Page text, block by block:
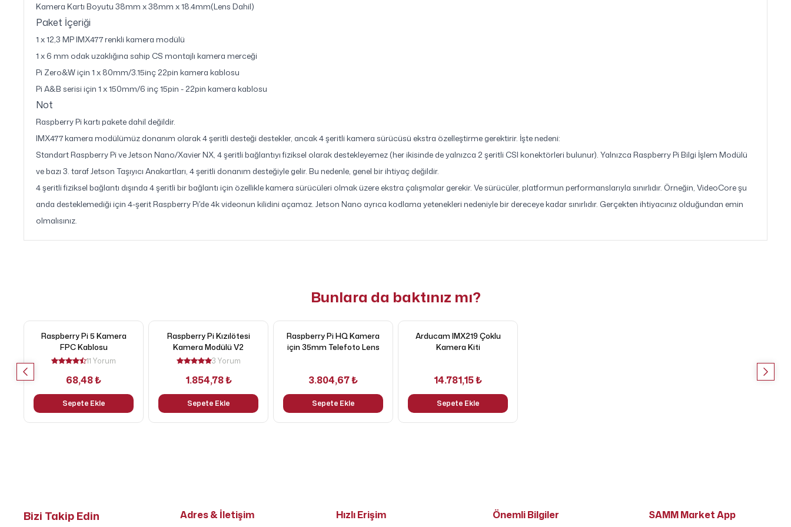
Kamera Kartı Boyutu 38mm x 38mm x 18.4mm(Lens Dahil)
Paket İçeriği
1 x 12,3 MP IMX477 renkli kamera modülü
1 x 6 mm odak uzaklığına sahip CS montajlı kamera merceği
Pi Zero&W için 1 x 80mm/3.15inç 22pin kamera kablosu
Pi A&B serisi için 1 x 150mm/6 inç 15pin - 22pin kamera kablosu
Not
Raspberry Pi kartı pakete dahil değildir.
IMX477 kamera modülümüz donanım olarak 4 şeritli desteği destekler, ancak 4 şeritli kamera sürücüsü ekstra özelleştirme gerektirir. İşte nedeni:
Standart Raspberry Pi ve Jetson Nano/Xavier NX, 4 şeritli bağlantıyı fiziksel olarak destekleyemez (her ikisinde de yalnızca 2 şeritli CSI konektörleri bulunur). Yalnızca Raspberry Pi Bilgi İşlem Modülü
ve bazı 3. taraf Jetson Taşıyıcı Anakartları, 4 şeritli donanım desteğiyle gelir. Bu nedenle, genel bir ihtiyaç değildir.
4 şeritli fiziksel bağlantı dışında 4 şeritli bir bağlantı için özellikle kamera sürücüleri olmak üzere ekstra çalışmalar gerekir. Ve sürücüler, platformun performanslarıyla sınırlıdır. Örneğin, VideoCore şu
anda desteklemediği için 4-şerit Raspberry Pi'de 4k videonun kilidini açamaz. Jetson Nano ayrıca kodlama yetenekleri nedeniyle bir dereceye kadar sınırlıdır. Gerçekten ihtiyacınız olduğundan emin
olmalısınız.
Bunlara da baktınız mı?
Raspberry Pi 5 Kamera
FPC Kablosu
11 Yorum
68,48 ₺
Sepete Ekle
Raspberry Pi Kızılötesi
Kamera Modülü V2
3 Yorum
1.854,78 ₺
Sepete Ekle
Raspberry Pi HQ Kamera
için 35mm Telefoto Lens
3.804,67 ₺
Sepete Ekle
Arducam IMX219 Çoklu
Kamera Kiti
14.781,15 ₺
Sepete Ekle
Bizi Takip Edin Adres & İletişim Hızlı Erişim Önemli Bilgiler SAMM Market App